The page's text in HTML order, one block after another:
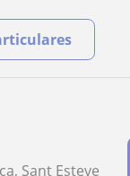
Sant Esteve